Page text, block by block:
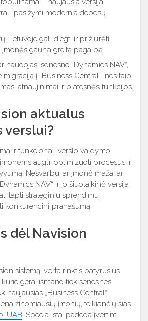
pasižymi modernia debesų
Lietuvoje gali diegti ir prižiūrėti
gauna greitą pagalbą.
naudojasi senesne „Dynamics NAV“,
į „Business Central“, nes taip
atnaujinimai ir platesnės funkcijos.
aktualus
verslui?
ir funkcionali verslo valdymo
augti, optimizuoti procesus ir
Nesvarbu, ar įmonė maža, ar
NAV“ ir jo šiuolaikinė versija
tapti strateginiu sprendimu,
konkurencinį pranašumą.
dėl Navision
sistemą, verta rinktis patyrusius
gerai išmano tiek senesnes
naujausias „Business Central“
žinomiausių įmonių, teikiančių šias
UAB. Specialistai padeda įvertinti